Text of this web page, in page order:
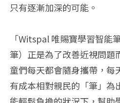
只有逐漸加深的可能。
「Witspal 唯賜寶學習智能
筆）正是為了改善近視問題
童們每天都會隨身攜帶，每
有成本相對親民的「筆」為